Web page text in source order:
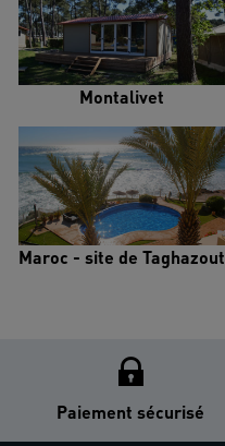
Montalivet
Maroc - site de Taghazout
Paiement sécurisé